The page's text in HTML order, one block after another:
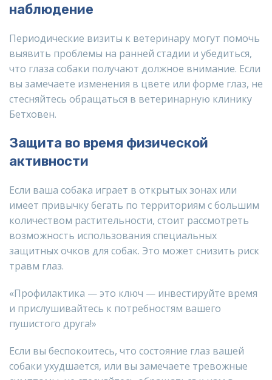
наблюдение
Периодические визиты к ветеринару могут помочь
выявить проблемы на ранней стадии и убедиться,
что глаза собаки получают должное внимание. Если
вы замечаете изменения в цвете или форме глаз, не
стесняйтесь обращаться в ветеринарную клинику
Бетховен.
Защита во время физической
активности
Если ваша собака играет в открытых зонах или
имеет привычку бегать по территориям с большим
количеством растительности, стоит рассмотреть
возможность использования специальных
защитных очков для собак. Это может снизить риск
травм глаз.
«Профилактика — это ключ — инвестируйте время
и прислушивайтесь к потребностям вашего
пушистого друга!»
Если вы беспокоитесь, что состояние глаз вашей
собаки ухудшается, или вы замечаете тревожные